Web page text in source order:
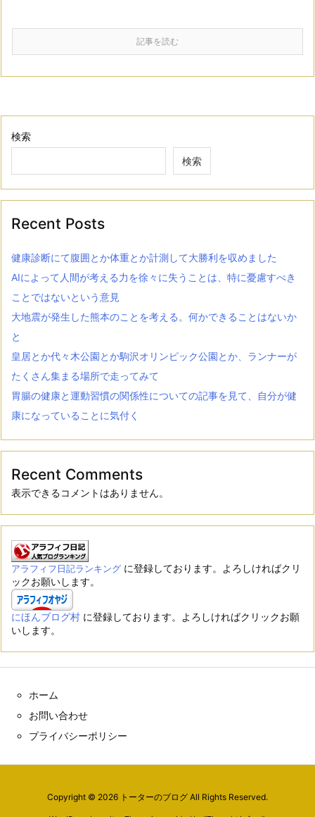
記事を読む
検索
検索
Recent Posts
健康診断にて腹囲とか体重とか計測して大勝利を収めました
AIによって人間が考える力を徐々に失うことは、特に憂慮すべき
ことではないという意見
大地震が発生した熊本のことを考える。何かできることはないか
と
皇居とか代々木公園とか駒沢オリンピック公園とか、ランナーが
たくさん集まる場所で走ってみて
胃腸の健康と運動習慣の関係性についての記事を見て、自分が健
康になっていることに気付く
Recent Comments
表示できるコメントはありません。
アラフィフ日記ランキング に登録しております。よろしければクリ
ックお願いします。
にほんブログ村 に登録しております。よろしければクリックお願
いします。
ホーム
お問い合わせ
プライバシーポリシー
Copyright © 2026 トーターのブログ All Rights Reserved.